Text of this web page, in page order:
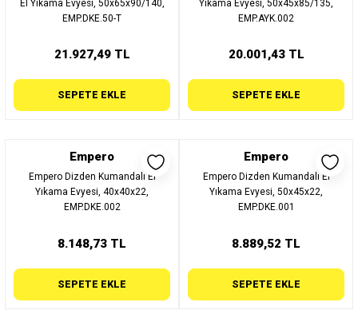
El Yıkama Evyesi, 50x65x90/140,
EMP.DKE.50-T
21.927,49 TL
SEPETE EKLE
Yıkama Evyesi, 50x45x85/135,
EMP.AYK.002
20.001,43 TL
SEPETE EKLE
Empero
Empero Dizden Kumandalı El
Yıkama Evyesi, 40x40x22,
EMP.DKE.002
8.148,73 TL
SEPETE EKLE
Empero
Empero Dizden Kumandalı El
Yıkama Evyesi, 50x45x22,
EMP.DKE.001
8.889,52 TL
SEPETE EKLE